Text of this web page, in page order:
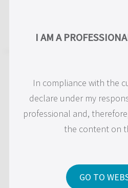
Narrow
Ultra.s e
s(Ø2.75 e
supporting a
I AM A
In compliance with the
declare under my
professional and,
the content on
GO TO